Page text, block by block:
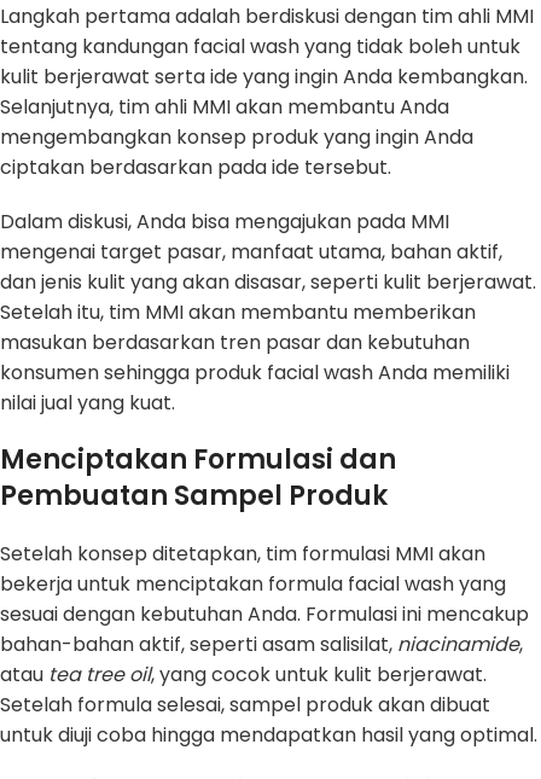
Langkah pertama adalah berdiskusi dengan tim ahli MMI
tentang kandungan facial wash yang tidak boleh untuk
kulit berjerawat serta ide yang ingin Anda kembangkan.
Selanjutnya, tim ahli MMI akan membantu Anda
mengembangkan konsep produk yang ingin Anda
ciptakan berdasarkan pada ide tersebut.
Dalam diskusi, Anda bisa mengajukan pada MMI
mengenai target pasar, manfaat utama, bahan aktif,
dan jenis kulit yang akan disasar, seperti kulit berjerawat.
Setelah itu, tim MMI akan membantu memberikan
masukan berdasarkan tren pasar dan kebutuhan
konsumen sehingga produk facial wash Anda memiliki
nilai jual yang kuat.
Menciptakan Formulasi dan
Pembuatan Sampel Produk
Setelah konsep ditetapkan, tim formulasi MMI akan
bekerja untuk menciptakan formula facial wash yang
sesuai dengan kebutuhan Anda. Formulasi ini mencakup
bahan-bahan aktif, seperti asam salisilat, niacinamide,
atau tea tree oil, yang cocok untuk kulit berjerawat.
Setelah formula selesai, sampel produk akan dibuat
untuk diuji coba hingga mendapatkan hasil yang optimal.